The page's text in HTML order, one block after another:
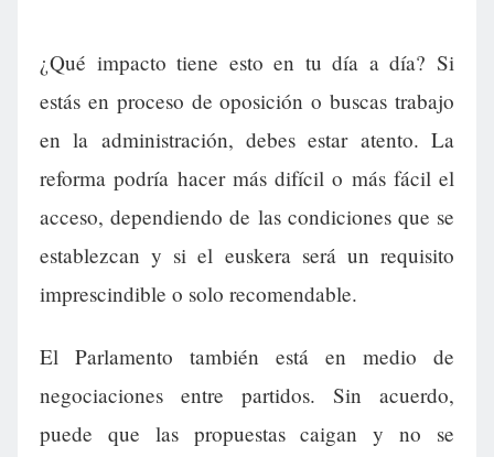
¿Qué impacto tiene esto en tu día a día? Si
estás en proceso de oposición o buscas trabajo
en la administración, debes estar atento. La
reforma podría hacer más difícil o más fácil el
acceso, dependiendo de las condiciones que se
establezcan y si el euskera será un requisito
imprescindible o solo recomendable.
El Parlamento también está en medio de
negociaciones entre partidos. Sin acuerdo,
puede que las propuestas caigan y no se